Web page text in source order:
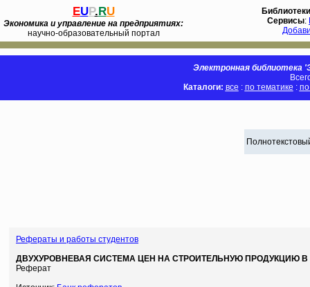
EUP.RU
Экономика и управление на предприятиях:
научно-образовательный портал
Библиотеки
Сервисы:
Электронная библиотека
Каталоги: все : по тематике :
Рефераты и работы студентов
ДВУХУРОВНЕВАЯ СИСТЕМА ЦЕН НА СТРОИТЕЛЬНУЮ ПРОДУКЦИЮ В
Реферат